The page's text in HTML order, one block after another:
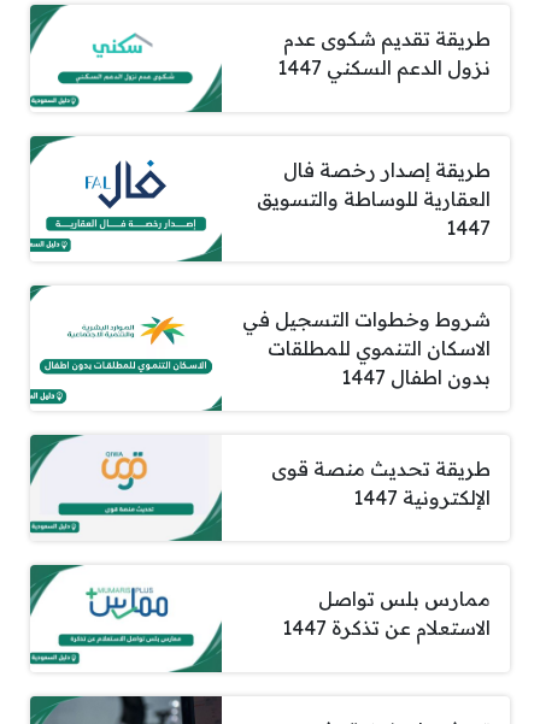
طريقة تقديم شكوى عدم
نزول الدعم السكني 1447
طريقة إصدار رخصة فال
العقارية للوساطة والتسويق
1447
شروط وخطوات التسجيل في
الاسكان التنموي للمطلقات
بدون اطفال 1447
طريقة تحديث منصة قوى
الإلكترونية 1447
ممارس بلس تواصل
الاستعلام عن تذكرة 1447